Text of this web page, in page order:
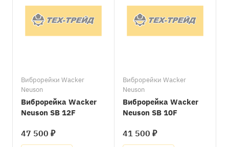
Виброрейки Wacker
Neuson
Виброрейка Wacker
Neuson SB 12F
47 500 ₽
Виброрейки Wacker
Neuson
Виброрейка Wacker
Neuson SB 10F
41 500 ₽